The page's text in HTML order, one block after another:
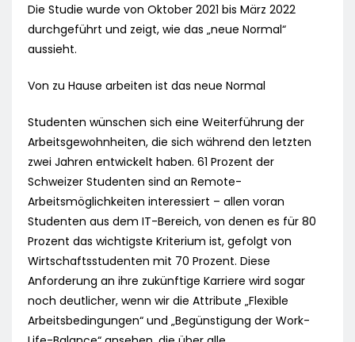
Die Studie wurde von Oktober 2021 bis März 2022
durchgeführt und zeigt, wie das „neue Normal“
aussieht.
Von zu Hause arbeiten ist das neue Normal
Studenten wünschen sich eine Weiterführung der
Arbeitsgewohnheiten, die sich während den letzten
zwei Jahren entwickelt haben. 61 Prozent der
Schweizer Studenten sind an Remote-
Arbeitsmöglichkeiten interessiert – allen voran
Studenten aus dem IT-Bereich, von denen es für 80
Prozent das wichtigste Kriterium ist, gefolgt von
Wirtschaftsstudenten mit 70 Prozent. Diese
Anforderung an ihre zukünftige Karriere wird sogar
noch deutlicher, wenn wir die Attribute „Flexible
Arbeitsbedingungen“ und „Begünstigung der Work-